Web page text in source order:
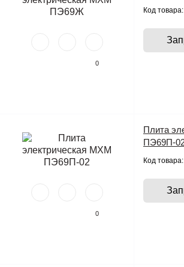
0
Код товара:
0
Плита
ПЭ69П-
Код товара: